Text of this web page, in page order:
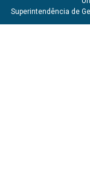
Superintendência de